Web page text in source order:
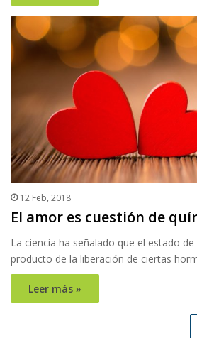
12 Feb, 2018
El amor es cuestión de
La ciencia ha señalado que el estado
producto de la liberación de ciertas
Leer más »